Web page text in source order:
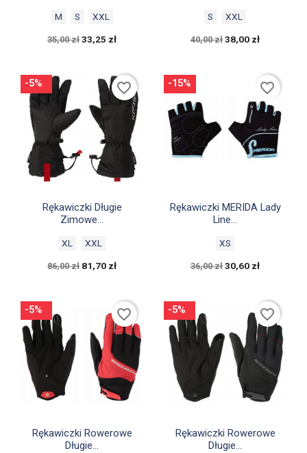
M S XXL
35,00 zł 33,25 zł
S XXL
40,00 zł 38,00 zł
Szybki podgląd
Rękawiczki Długie
Zimowe...
XL XXL
86,00 zł 81,70 zł
-5% favorite_border
Szybki podgląd
Rękawiczki MERIDA Lady
Line...
XS
36,00 zł 30,60 zł
-15% favorite_border
Szybki podgląd
Rękawiczki Rowerowe
Długie...
-5% favorite_border
Szybki podgląd
Rękawiczki Rowerowe
Długie...
-5% favorite_border